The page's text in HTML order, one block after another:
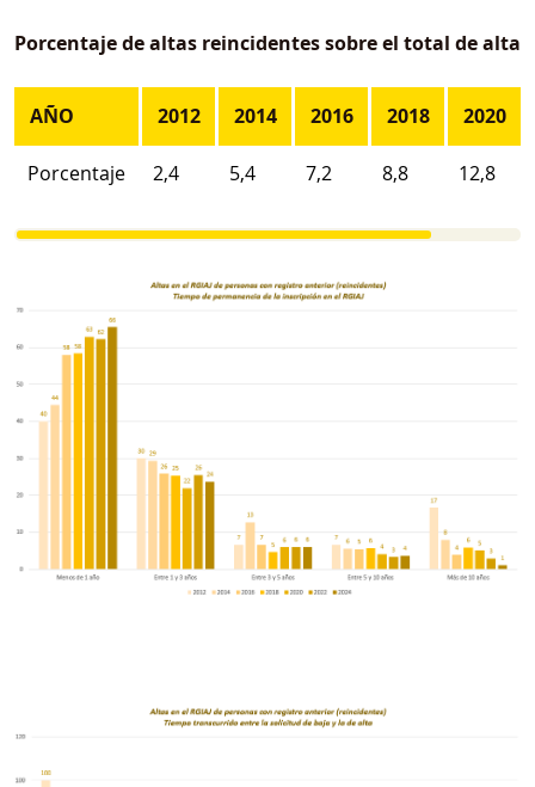
Porcentaje de altas reincidentes sobre el total de
AÑO 2012 2014 2016 2018 2020
Porcentaje 2,4 5,4 7,2 8,8 12,8